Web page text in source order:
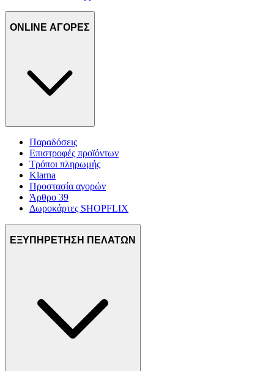
ONLINE ΑΓΟΡΕΣ
Παραδόσεις
Επιστροφές προϊόντων
Τρόποι πληρωμής
Klarna
Προστασία αγορών
Άρθρο 39
Δωροκάρτες SHOPFLIX
ΕΞΥΠΗΡΕΤΗΣΗ ΠΕΛΑΤΩΝ